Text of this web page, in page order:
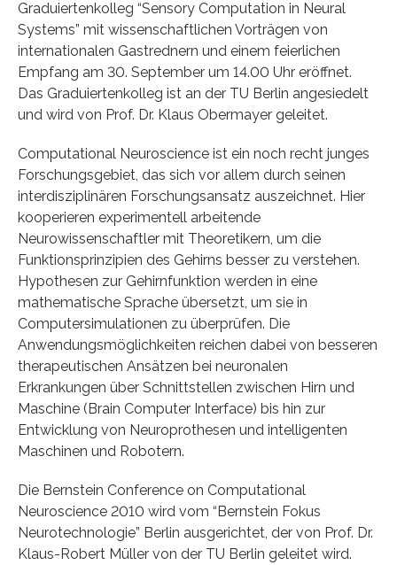
Graduiertenkolleg “Sensory Computation in Neural
Systems” mit wissenschaftlichen Vorträgen von
internationalen Gastrednern und einem feierlichen
Empfang am 30. September um 14.00 Uhr eröffnet.
Das Graduiertenkolleg ist an der TU Berlin angesiedelt
und wird von Prof. Dr. Klaus Obermayer geleitet.
Computational Neuroscience ist ein noch recht junges
Forschungsgebiet, das sich vor allem durch seinen
interdisziplinären Forschungsansatz auszeichnet. Hier
kooperieren experimentell arbeitende
Neurowissenschaftler mit Theoretikern, um die
Funktionsprinzipien des Gehirns besser zu verstehen.
Hypothesen zur Gehirnfunktion werden in eine
mathematische Sprache übersetzt, um sie in
Computersimulationen zu überprüfen. Die
Anwendungsmöglichkeiten reichen dabei von besseren
therapeutischen Ansätzen bei neuronalen
Erkrankungen über Schnittstellen zwischen Hirn und
Maschine (Brain Computer Interface) bis hin zur
Entwicklung von Neuroprothesen und intelligenten
Maschinen und Robotern.
Die Bernstein Conference on Computational
Neuroscience 2010 wird vom “Bernstein Fokus
Neurotechnologie” Berlin ausgerichtet, der von Prof. Dr.
Klaus-Robert Müller von der TU Berlin geleitet wird.